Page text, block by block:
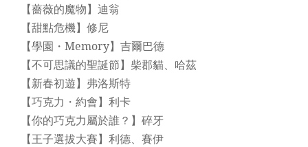
【薔薇的魔物】迪翁
【甜點危機】修尼
【學園・Memory】吉爾巴德
【不可思議的聖誕節】柴郡貓、哈茲
【新春初遊】弗洛斯特
【巧克力・約會】利卡
【你的巧克力屬於誰？】碎牙
【王子選拔大賽】利德、賽伊